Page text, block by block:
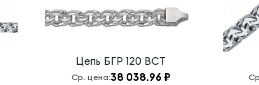
Цепь БГР 120 ВСТ
Ср. цена:38 038.96 ₽